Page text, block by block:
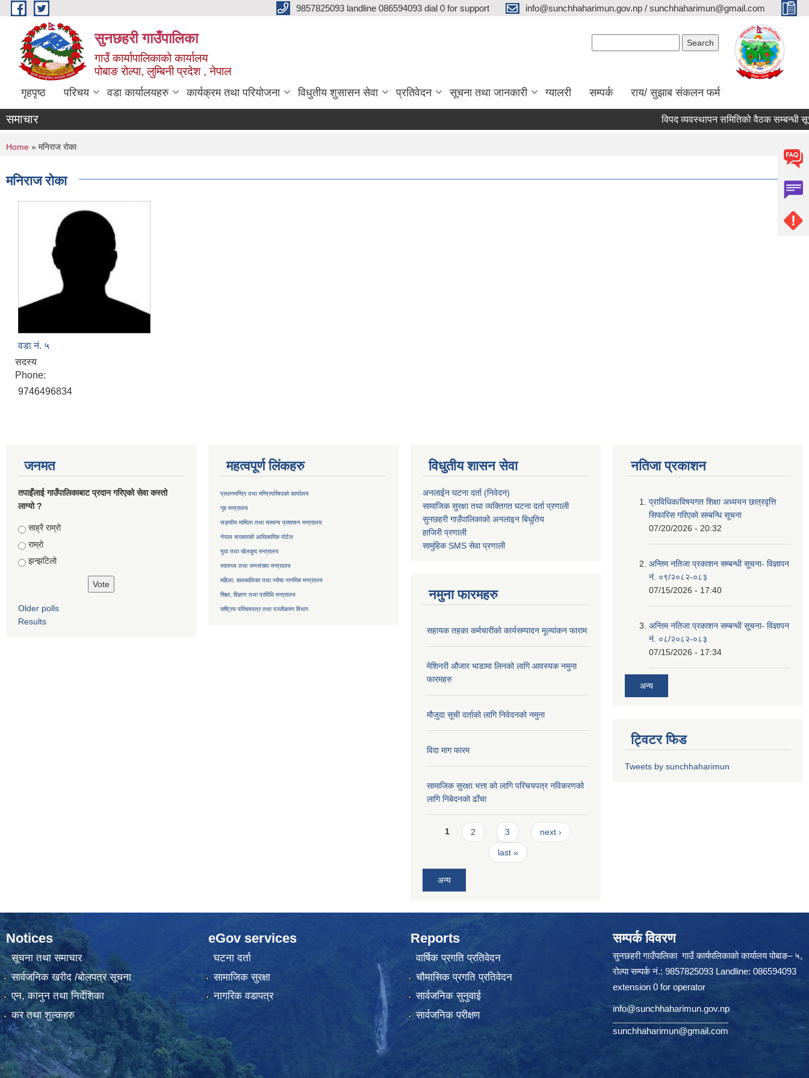
Skip to main content 9857825093 landline 086594093 dial 0 for support info@sunchhaharimun.gov.np / sunchhaharimun@gmail.com
सुनछहरी गाउँपालिका
गाउँ कार्यापालिकाको कार्यालय
पोबाङ रोल्पा, लुम्बिनी प्रदेश , नेपाल
गृहपृष्ठ परिचय वडा कार्यालयहरु कार्यक्रम तथा परियोजना विधुतीय शुसासन सेवा प्रतिवेदन सूचना तथा जानकारी ग्यालरी सम्पर्क राय/ सुझाब संकलन फर्म
समाचार विपद व्यवस्थापन समितिको वैठक सम्बन्धी सूचना
You are here
Home » मनिराज रोका
मनिराज रोका
वडा नं. ५
सदस्य
Phone:
9746496834
जनमत
तपाइँलाई गाउँपालिकाबाट प्रदान गरिएको सेवा कस्तो
लाग्यो ?
Choices
साह्रै राम्रो
राम्रो
झन्झटिलो
Older polls
Results
महत्वपूर्ण लिंकहरु
प्रधानमन्त्रि तथा मन्त्रिपरिषदको कार्यालय
गृह मन्त्रालय
सङ्घीय मामिला तथा सामान्य प्रशासन मन्त्रालय
नेपाल सरकारको आधिकारिक पोर्टल
युवा तथा खेलकुद मन्त्रालय
स्वास्थ्य तथा जनसंख्या मन्त्रालय
महिला, बालबालिका तथा ज्येष्ठ नागरिक मन्त्रालय
शिक्षा, विज्ञान तथा प्रविधि मन्त्रालय
राष्ट्रिय परिचयपत्र तथापञ्जीकरण विभाग
विधुतीय शासन सेवा
अनलाईन घटना दर्ता (निवेदन)
सामाजिक सुरक्षा तथा व्यक्तिगत घटना दर्ताप्रणाली
सुनछहरी गाउँपालिकाको अनलाइन बिधुतिय
हाजिरी प्रणाली
सामुहिकSMS सेवाप्रणाली
नमुना फारमहरु
सहायक तहका कर्मचारीको कार्यसम्पादन मूल्यांकन फाराम
मेशिनरी औजार भाडामा लिनको लागि आवस्यक नमुना
फारमहरु
मौजुदा सूची दर्ताको लागि निवेदनको नमुना
विदा माग फारम
सामाजिक सुरक्षा भत्ता को लागि परिचयपत्र नविकरणको
लागि निबेदनको ढाँचा
Pages
1 2 3 next ›
last »
अन्य
नतिजा प्रकाशन
प्राविधिक/विषयगत शिक्षा अध्ययन छात्रवृत्ति
सिफारिस गरिएकाे सम्बन्धि सूचना
07/20/2026 - 20:32
अन्तिम नतिजा प्रकाशन सम्बन्धी सूचना- विज्ञापन
नं. ०९/२०८२-०८३
07/15/2026 - 17:40
अन्तिम नतिजा प्रकाशन सम्बन्धी सूचना- विज्ञापन
नं. ०८/२०८२-०८३
07/15/2026 - 17:34
अन्य
ट्विटर फिड
Tweets by sunchhaharimun
Notices
सूचना तथा समाचार
सार्वजनिक खरीद /बोलपत्र सूचना
एन, कानुन तथा निर्देशिका
कर तथा शुल्कहरु
eGov services
घटना दर्ता
सामाजिक सुरक्षा
नागरिक वडापत्र
Reports
वार्षिक प्रगति प्रतिवेदन
चौमासिक प्रगति प्रतिवेदन
सार्वजनिक सुनुवाई
सार्वजनिक परीक्षण
सम्पर्क विवरण
सुनछहरी गाउँपालिका गाउँ कार्यपलिकाको कार्यालय पोबाङ– ५,
रोल्पा सम्पर्क नं.: 9857825093 Landline: 086594093
extension 0 for operator
info@sunchhaharimun.gov.np
sunchhaharimun@gmail.com